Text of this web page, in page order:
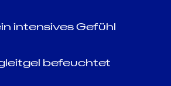
intensives Gefühl
befeuchtet